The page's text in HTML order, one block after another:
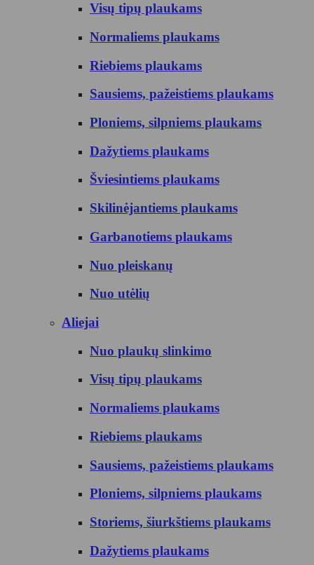
Visų tipų plaukams
Normaliems plaukams
Riebiems plaukams
Sausiems, pažeistiems plaukams
Ploniems, silpniems plaukams
Dažytiems plaukams
Šviesintiems plaukams
Skilinėjantiems plaukams
Garbanotiems plaukams
Nuo pleiskanų
Nuo utėlių
Aliejai
Nuo plaukų slinkimo
Visų tipų plaukams
Normaliems plaukams
Riebiems plaukams
Sausiems, pažeistiems plaukams
Ploniems, silpniems plaukams
Storiems, šiurkštiems plaukams
Dažytiems plaukams